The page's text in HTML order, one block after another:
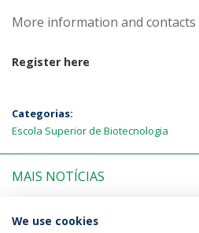
More information and contacts
Register here
Categorias:
Escola Superior de Biotecnologia
MAIS NOTÍCIAS
PRÓXIMOS EVENTOS
We use cookies